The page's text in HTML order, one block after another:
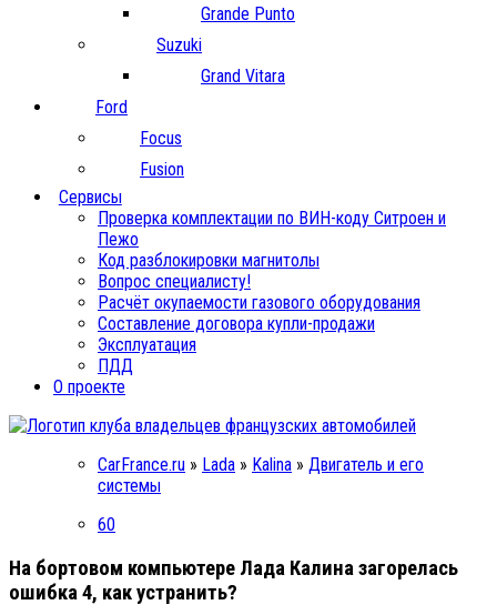
Grande Punto
Suzuki
Grand Vitara
Ford
Focus
Fusion
Сервисы
Проверка комплектации по ВИН-коду Ситроен и
Пежо
Код разблокировки магнитолы
Вопрос специалисту!
Расчёт окупаемости газового оборудования
Составление договора купли-продажи
Эксплуатация
ПДД
О проекте
CarFrance.ru » Lada » Kalina » Двигатель и его
системы
60
На бортовом компьютере Лада Калина загорелась
ошибка 4, как устранить?